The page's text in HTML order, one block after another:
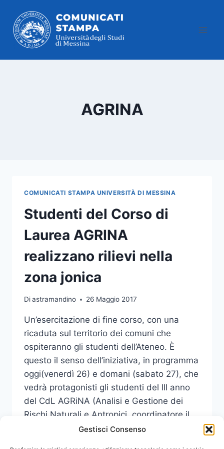
Gestisci Consenso
contenuto
AGRINA
COMUNICATI STAMPA UNIVERSITÀ DI MESSINA
Studenti del Corso di
Laurea AGRINA
realizzano rilievi nella
zona jonica
Diastramandino 26 Maggio 2017
Un’esercitazione di fine corso, con una
ricaduta sul territorio dei comuni che
ospiteranno gli studenti dell’Ateneo. È
questo il senso dell’iniziativa, in programma
oggi(venerdì 26) e domani (sabato 27), che
vedrà protagonisti gli studenti del III anno
del CdL AGRiNA (Analisi e Gestione dei
Rischi Naturali e Antropici, coordinatore il
prof. Giovanni Randazzo).